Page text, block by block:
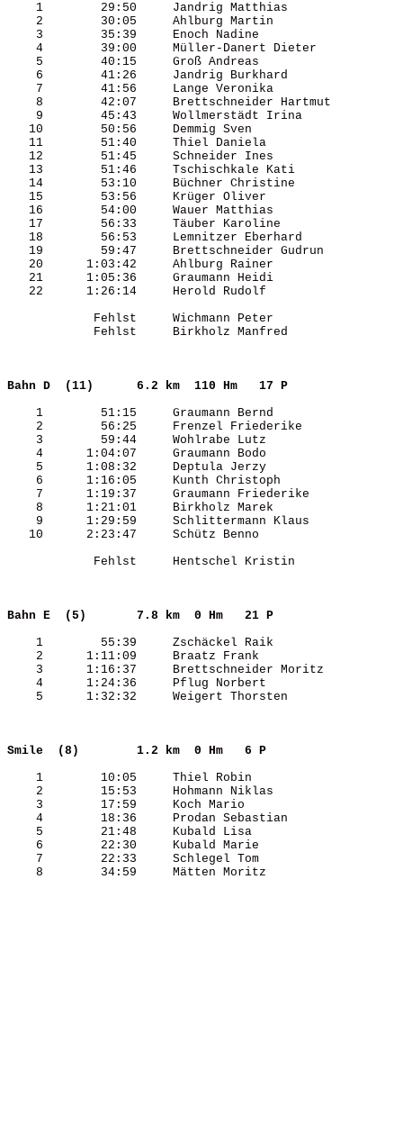
1        29:50     Jandrig Matthias
2        30:05     Ahlburg Martin
3        35:39     Enoch Nadine
4        39:00     Müller-Danert Dieter
5        40:15     Groß Andreas
6        41:26     Jandrig Burkhard
7        41:56     Lange Veronika
8        42:07     Brettschneider Hartmut
9        45:43     Wollmerstädt Irina
10        50:56     Demmig Sven
11        51:40     Thiel Daniela
12        51:45     Schneider Ines
13        51:46     Tschischkale Kati
14        53:10     Büchner Christine
15        53:56     Krüger Oliver
16        54:00     Wauer Matthias
17        56:33     Täuber Karoline
18        56:53     Lemnitzer Eberhard
19        59:47     Brettschneider Gudrun
20      1:03:42     Ahlburg Rainer
21      1:05:36     Graumann Heidi
22      1:26:14     Herold Rudolf
Fehlst     Wichmann Peter
Fehlst     Birkholz Manfred
Bahn D  (11)
6.2 km  110 Hm   17 P
1        51:15     Graumann Bernd
2        56:25     Frenzel Friederike
3        59:44     Wohlrabe Lutz
4      1:04:07     Graumann Bodo
5      1:08:32     Deptula Jerzy
6      1:16:05     Kunth Christoph
7      1:19:37     Graumann Friederike
8      1:21:01     Birkholz Marek
9      1:29:59     Schlittermann Klaus
10      2:23:47     Schütz Benno
Fehlst     Hentschel Kristin
Bahn E  (5)
7.8 km  0 Hm   21 P
1        55:39     Zschäckel Raik
2      1:11:09     Braatz Frank
3      1:16:37     Brettschneider Moritz
4      1:24:36     Pflug Norbert
5      1:32:32     Weigert Thorsten
Smile  (8)
1.2 km  0 Hm   6 P
1        10:05     Thiel Robin
2        15:53     Hohmann Niklas
3        17:59     Koch Mario
4        18:36     Prodan Sebastian
5        21:48     Kubald Lisa
6        22:30     Kubald Marie
7        22:33     Schlegel Tom
8        34:59     Mätten Moritz